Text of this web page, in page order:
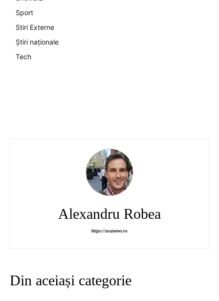
Sport
Stiri Externe
Știri naționale
Tech
Alexandru Robea
https://axanews.ro
Din aceiași categorie